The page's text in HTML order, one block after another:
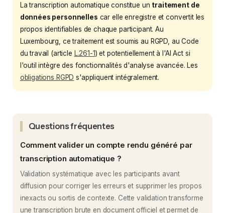
La transcription automatique constitue un traitement de
données personnelles car elle enregistre et convertit les
propos identifiables de chaque participant. Au
Luxembourg, ce traitement est soumis au RGPD, au Code
du travail (article L.261-1) et potentiellement à l'AI Act si
l'outil intègre des fonctionnalités d'analyse avancée. Les
obligations RGPD s'appliquent intégralement.
Questions fréquentes
Comment valider un compte rendu généré par
transcription automatique ?
Validation systématique avec les participants avant
diffusion pour corriger les erreurs et supprimer les propos
inexacts ou sortis de contexte. Cette validation transforme
une transcription brute en document officiel et permet de